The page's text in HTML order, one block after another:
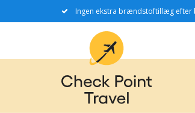
Ingen ekstra brændstoftillæg efter